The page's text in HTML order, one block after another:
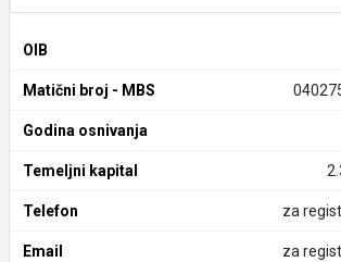
OIB
Matični broj - MBS
Godina osnivanja
Temeljni kapital
Telefon za
Email za